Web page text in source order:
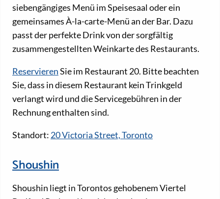
siebengängiges Menü im Speisesaal oder ein
gemeinsames À-la-carte-Menü an der Bar. Dazu
passt der perfekte Drink von der sorgfältig
zusammengestellten Weinkarte des Restaurants.
ReservierenSie im Restaurant 20. Bitte beachten
Sie, dass in diesem Restaurant kein Trinkgeld
verlangt wird und die Servicegebühren in der
Rechnung enthalten sind.
Standort: 20 Victoria Street, Toronto
Shoushin
Shoushin liegt in Torontos gehobenem Viertel